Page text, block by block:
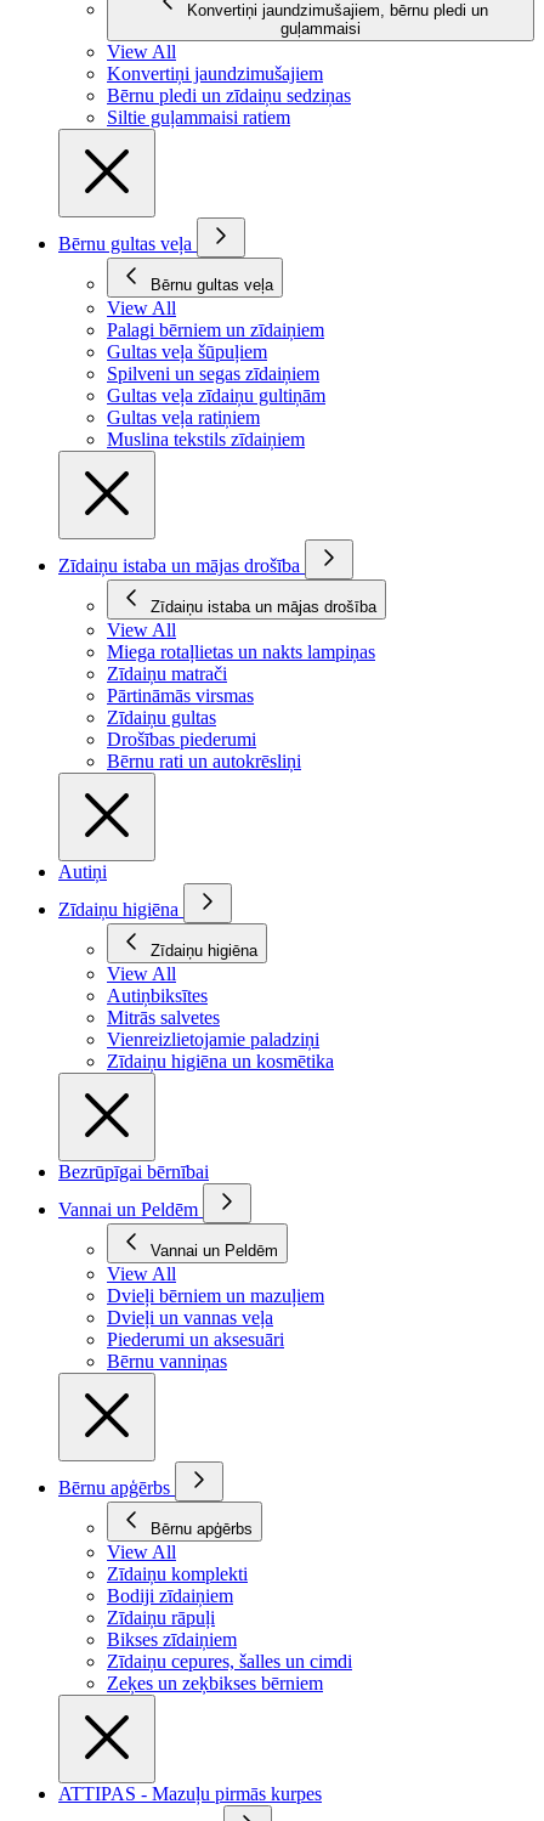
Konvertiņi jaundzimušajiem, bērnu pledi un
guļammaisi
View All
Konvertiņi jaundzimušajiem
Bērnu pledi un zīdaiņu sedziņas
Siltie guļammaisi ratiem
Bērnu gultas veļa
Bērnu gultas veļa
View All
Palagi bērniem un zīdaiņiem
Gultas veļa šūpuļiem
Spilveni un segas zīdaiņiem
Gultas veļa zīdaiņu gultiņām
Gultas veļa ratiņiem
Muslina tekstils zīdaiņiem
Zīdaiņu istaba un mājas drošība
Zīdaiņu istaba un mājas drošība
View All
Miega rotaļlietas un nakts lampiņas
Zīdaiņu matrači
Pārtināmās virsmas
Zīdaiņu gultas
Drošības piederumi
Bērnu rati un autokrēsliņi
Autiņi
Zīdaiņu higiēna
Zīdaiņu higiēna
View All
Autiņbiksītes
Mitrās salvetes
Vienreizlietojamie paladziņi
Zīdaiņu higiēna un kosmētika
Bezrūpīgai bērnībai
Vannai un Peldēm
Vannai un Peldēm
View All
Dvieļi bērniem un mazuļiem
Dvieļi un vannas veļa
Piederumi un aksesuāri
Bērnu vanniņas
Bērnu apģērbs
Bērnu apģērbs
View All
Zīdaiņu komplekti
Bodiji zīdaiņiem
Zīdaiņu rāpuļi
Bikses zīdaiņiem
Zīdaiņu cepures, šalles un cimdi
Zeķes un zeķbikses bērniem
ATTIPAS - Mazuļu pirmās kurpes